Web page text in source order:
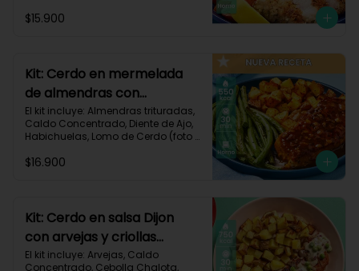
$15.900
Kit: Cerdo en mermelada
de almendras con
habichuelas y criollas al
horno-144
El kit incluye: Almendras trituradas,
Caldo Concentrado, Diente de Ajo,
Habichuelas, Lomo de Cerdo (foto
Criolla, Receta Impresa.
$16.900
Kit: Cerdo en salsa Dijon
con arvejas y criollas
asadas-95
El kit incluye: Arvejas, Caldo
Concentrado, Cebolla Chalota,